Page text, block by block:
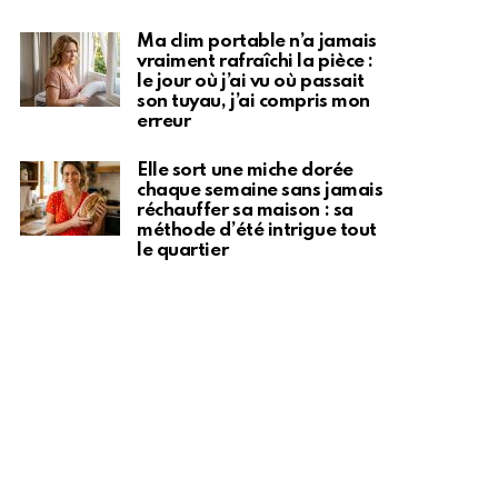
Ma clim portable n’a jamais
vraiment rafraîchi la pièce :
le jour où j’ai vu où passait
son tuyau, j’ai compris mon
erreur
Elle sort une miche dorée
chaque semaine sans jamais
réchauffer sa maison : sa
méthode d’été intrigue tout
le quartier